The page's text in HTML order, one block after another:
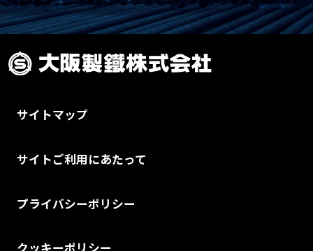
サイトマップ
サイトご利用にあたって
プライバシーポリシー